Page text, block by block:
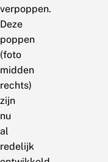
verpoppen.
Deze
poppen
(foto
midden
rechts)
zijn
nu
al
redelijk